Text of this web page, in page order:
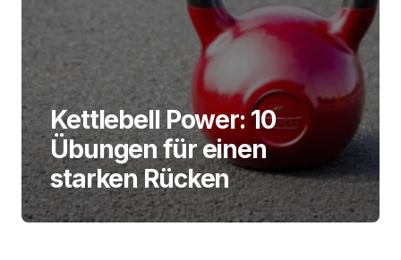
Kettlebell Power: 10
Übungen für einen
starken Rücken